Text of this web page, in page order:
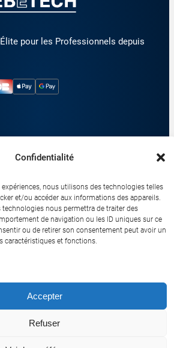
Confidentialité
nous utilisons des technologies telles
et/ou accéder aux informations des appareils.
technologies nous permettra de traiter des
de navigation ou les ID uniques sur ce
ou de retirer son consentement peut avoir un
caractéristiques et fonctions.
Accepter
Refuser
pour les Professionnels depuis
Conditions Générales de Vente